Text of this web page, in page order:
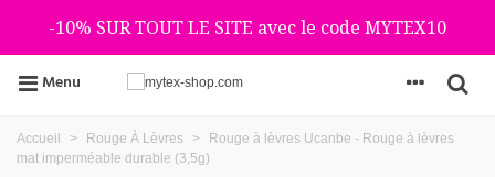
-10% SUR TOUT LE SITE avec le code MYTEX10
Menu
Accueil > Rouge À Lèvres >
Rouge à lèvres Ucanbe - Rouge à lèvres
mat imperméable durable (3,5g)